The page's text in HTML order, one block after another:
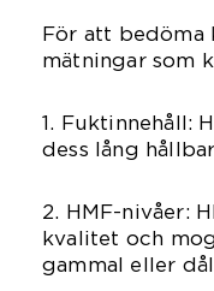
För att bedöma
mätningar som
1. Fuktinnehåll:
dess lång
2. HMF-nivåer:
kvalitet och
gammal eller